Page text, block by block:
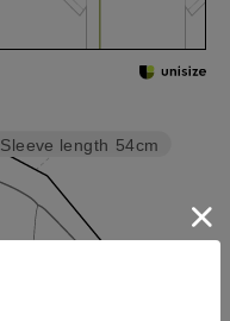
Sleeve length 54cm